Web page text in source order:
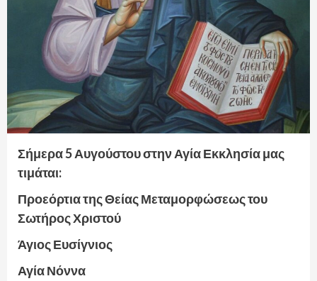
Σήμερα 5 Αυγούστου στην Αγία Εκκλησία μας
τιμάται:
Προεόρτια της Θείας Μεταμορφώσεως του
Σωτήρος Χριστού
Άγιος Ευσίγνιος
Αγία Νόννα